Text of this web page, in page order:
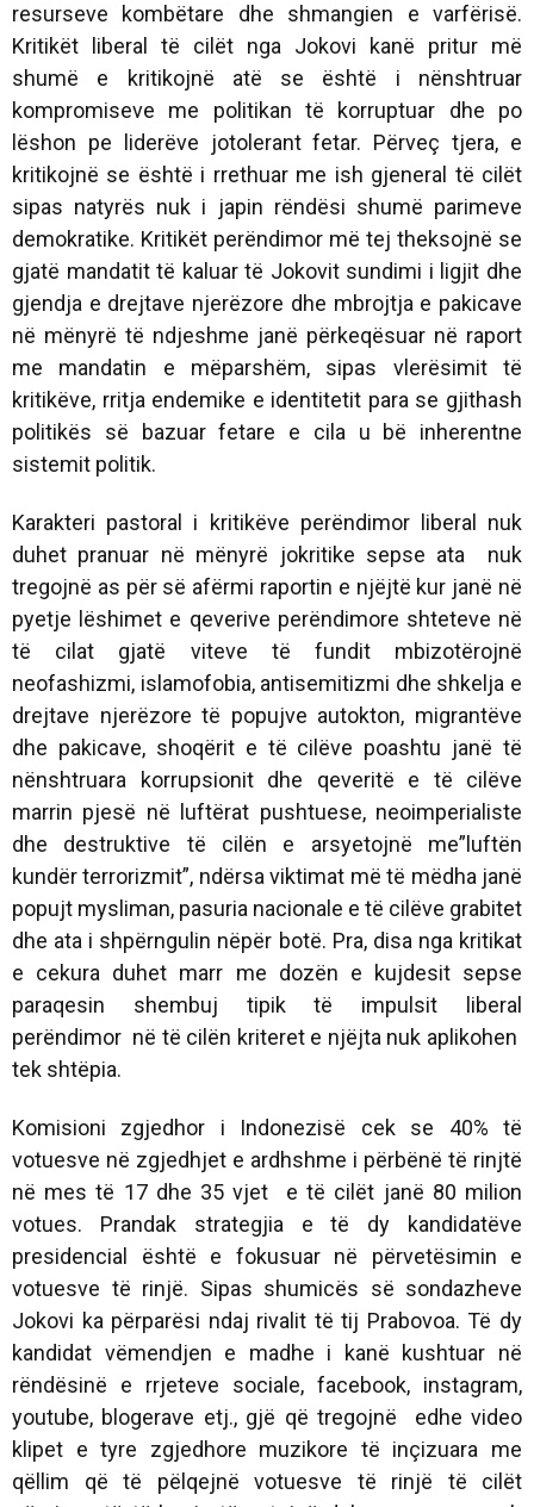
resurseve kombëtare dhe shmangien e varfërisë.
Kritikët liberal të cilët nga Jokovi kanë pritur më
shumë e kritikojnë atë se është i nënshtruar
kompromiseve me politikan të korruptuar dhe po
lëshon pe liderëve jotolerant fetar. Përveç tjera, e
kritikojnë se është i rrethuar me ish gjeneral të cilët
sipas natyrës nuk i japin rëndësi shumë parimeve
demokratike. Kritikët perëndimor më tej theksojnë se
gjatë mandatit të kaluar të Jokovit sundimi i ligjit dhe
gjendja e drejtave njerëzore dhe mbrojtja e pakicave
në mënyrë të ndjeshme janë përkeqësuar në raport
me mandatin e mëparshëm, sipas vlerësimit të
kritikëve, rritja endemike e identitetit para se gjithash
politikës së bazuar fetare e cila u bë inherentne
sistemit politik.
Karakteri pastoral i kritikëve perëndimor liberal nuk
duhet pranuar në mënyrë jokritike sepse ata nuk
tregojnë as për së afërmi raportin e njëjtë kur janë në
pyetje lëshimet e qeverive perëndimore shteteve në
të cilat gjatë viteve të fundit mbizotërojnë
neofashizmi, islamofobia, antisemitizmi dhe shkelja e
drejtave njerëzore të popujve autokton, migrantëve
dhe pakicave, shoqërit e të cilëve poashtu janë të
nënshtruara korrupsionit dhe qeveritë e të cilëve
marrin pjesë në luftërat pushtuese, neoimperialiste
dhe destruktive të cilën e arsyetojnë me”luftën
kundër terrorizmit”, ndërsa viktimat më të mëdha janë
popujt mysliman, pasuria nacionale e të cilëve grabitet
dhe ata i shpërngulin nëpër botë. Pra, disa nga kritikat
e cekura duhet marr me dozën e kujdesit sepse
paraqesin shembuj tipik të impulsit liberal
perëndimor në të cilën kriteret e njëjta nuk aplikohen
tek shtëpia.
Komisioni zgjedhor i Indonezisë cek se 40% të
votuesve në zgjedhjet e ardhshme i përbënë të rinjtë
në mes të 17 dhe 35 vjet e të cilët janë 80 milion
votues. Prandak strategjia e të dy kandidatëve
presidencial është e fokusuar në përvetësimin e
votuesve të rinjë. Sipas shumicës së sondazheve
Jokovi ka përparësi ndaj rivalit të tij Prabovoa. Të dy
kandidat vëmendjen e madhe i kanë kushtuar në
rëndësinë e rrjeteve sociale, facebook, instagram,
youtube, blogerave etj., gjë që tregojnë edhe video
klipet e tyre zgjedhore muzikore të inçizuara me
qëllim që të pëlqejnë votuesve të rinjë të cilët